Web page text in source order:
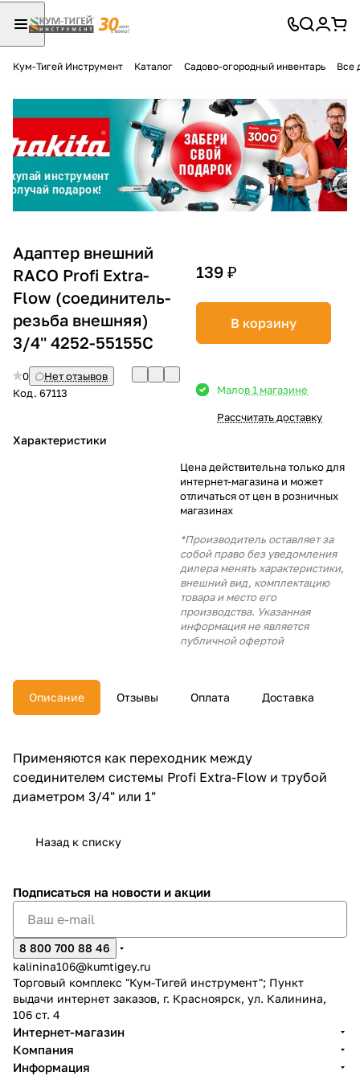
Кум-Тигей Инструмент Каталог Садово-огородный инвентарь Все
Адаптер внешний
RACO Profi Extra-
Flow (соединитель-
резьба внешняя)
3/4'' 4252-55155C
0
Нет отзывов
Код. 67113
Характеристики
139 ₽
В корзину
Малов 1 магазине
Рассчитать доставку
Цена действительна только для
интернет-магазина и может
отличаться от цен в розничных
магазинах
*Производитель оставляет за
собой право без уведомления
дилера менять характеристики,
внешний вид, комплектацию
товара и место его
производства. Указанная
информация не является
публичной офертой
Описание Отзывы Оплата Доставка
Применяются как переходник между
соединителем системы Profi Extra-Flow и трубой
диаметром 3/4" или 1"
Назад к списку
Подписаться на новости и акции
8 800 700 88 46
kalinina106@kumtigey.ru
Торговый комплекс "Кум-Тигей инструмент"; Пункт
выдачи интернет заказов, г. Красноярск, ул. Калинина,
106 ст. 4
Интернет-магазин
Компания
Информация
Разбейте
оплатуна части
без переплат
График платежей
Сегодня
Добавляйте товары
% картой любого банка
выбранный способом
% будут
с вашей карты
каждые 2 недели
Подробнее